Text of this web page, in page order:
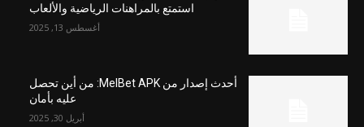
استمتع بالمراهنات الرياضية والألعاب
أغسطس 13, 2025
أحدث إصدار من MelBet APK: من أين تحصل
عليه بأمان
أبريل 30, 2025